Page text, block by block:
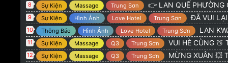
@ orionvt15:alo 8/2/26
@ Trọng Hiếu:Tokio q3 có khuyên mãi giảm gia ve ko ad
8 Sự Kiện Massage Trung Sơn 👉 LAN QUẾ PHƯỜNG
9 Sự Kiện Hình Ảnh Love Hotel Trung Sơn ĐÃ VUI LẠI CÓ
10 Thông Báo Hình Ảnh Love Hotel Trung Sơn LAN KWAI
11 Sự Kiện Massage Q3 Trung Sơn VUI HÈ CÙNG 🍑
12 Sự Kiện Massage Q3 Trung Sơn MỪNG XUÂN 💥 TOKYO